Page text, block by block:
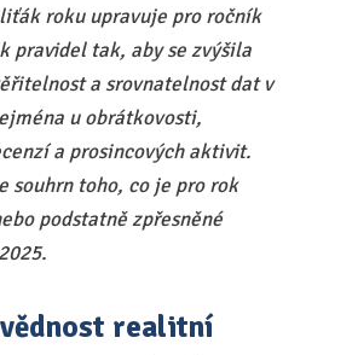
roku upravuje pro ročník
pravidel tak, aby se zvýšila
a srovnatelnost dat v
u obrátkovosti,
a prosincových aktivit.
souhrn toho, co je pro rok
podstatně zpřesněné
realitní